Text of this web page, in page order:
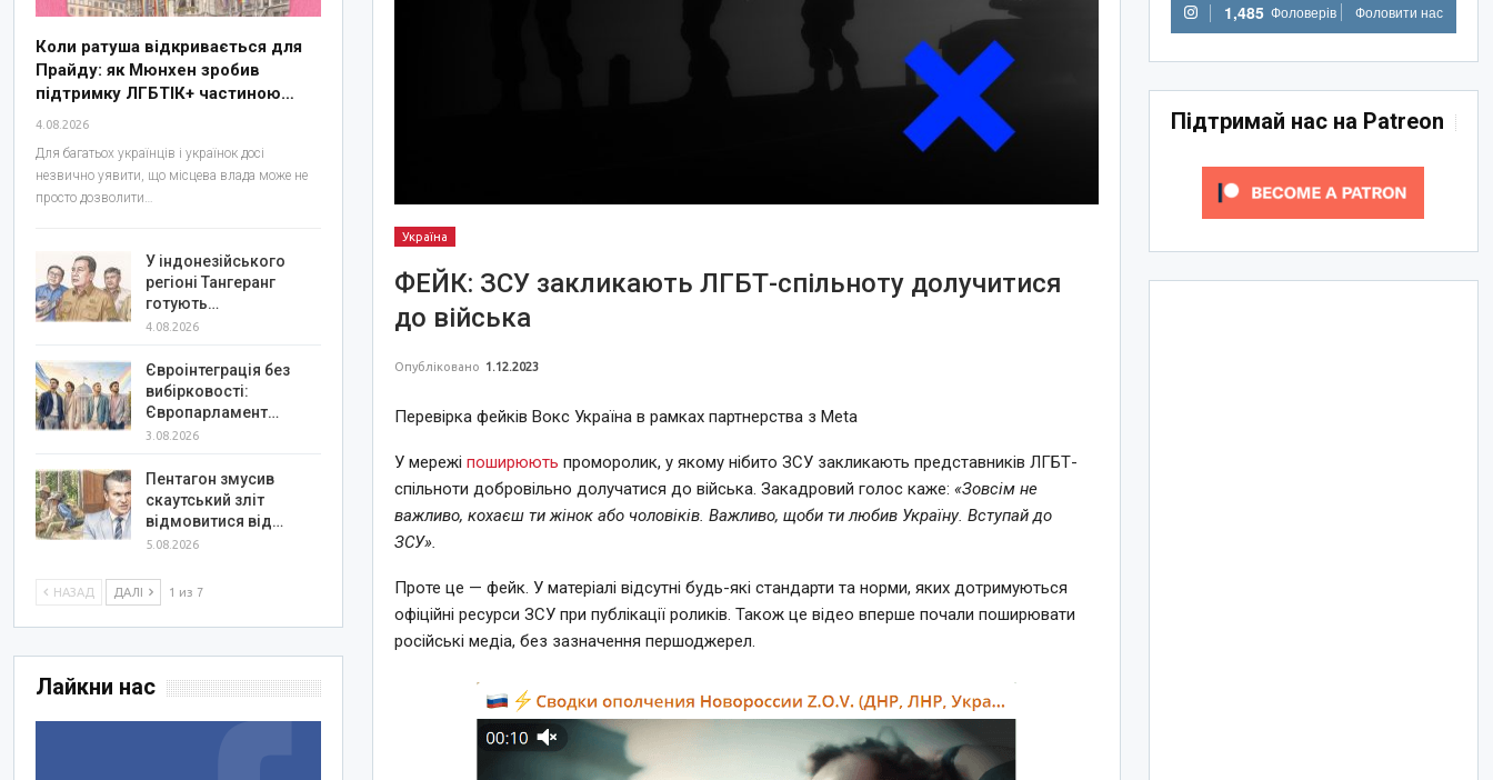
Україна
ФЕЙК: ЗСУ закликають ЛГБТ-спільноту долучитися
до війська
Опубліковано 1.12.2023
Перевірка фейків Вокс Україна в рамках партнерства з Meta
У мережіпоширюють проморолик, у якому нібито ЗСУ закликають представників ЛГБТ-
спільноти добровільно долучатися до війська. Закадровий голос каже:«Зовсім не
важливо, кохаєш ти жінок або чоловіків. Важливо, щоби ти любив Україну. Вступай до
ЗСУ».
Проте це — фейк. У матеріалі відсутні будь-які стандарти та норми, яких дотримуються
офіційні ресурси ЗСУ при публікації роликів. Також це відео вперше почали поширювати
російські медіа, без зазначення першоджерел.
1,485 Фоловерів Фоловити нас
Підтримай нас на Patreon
Коли ратуша відкривається для
Прайду: як Мюнхен зробив
підтримку ЛГБТІК+ частиною…
4.08.2026
Для багатьох українців і українок досі
незвично уявити, що місцева влада може не
просто дозволити…
У індонезійського
регіоні Тангеранг
готують…
4.08.2026
Євроінтеграція без
вибірковості:
Європарламент…
3.08.2026
Пентагон змусив
скаутський зліт
відмовитися від…
5.08.2026
НАЗАД ДАЛІ 1 из 7
Лайкни нас